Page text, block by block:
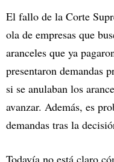
El fallo de la Corte
ola de empresas que
aranceles que ya
presentaron demandas
si se anulaban los
avanzar. Además, es
demandas tras la
Todavía no está claro